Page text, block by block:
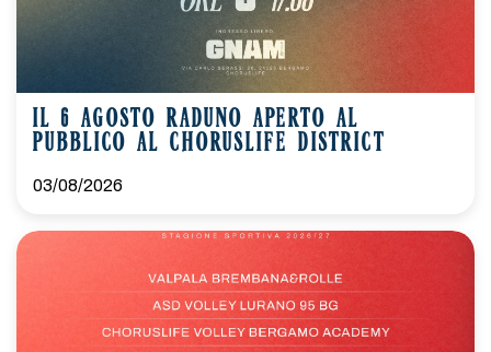
IL 6 AGOSTO RADUNO APERTO AL
PUBBLICO AL CHORUSLIFE DISTRICT
03/08/2026